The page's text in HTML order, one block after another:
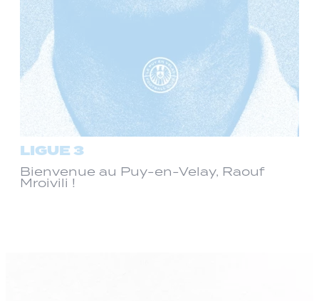
LIGUE 3
Bienvenue au Puy-en-Velay, Raouf
Mroivili !